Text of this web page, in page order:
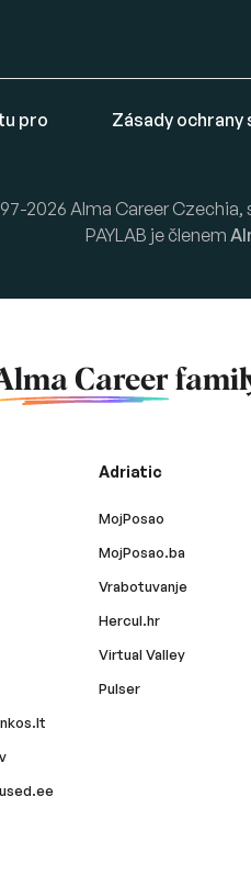
pro
Zásady ochrany
2026 Alma Career Czechia,
PAYLAB je členem
Career
Adriatic
MojPosao
MojPosao.ba
Vrabotuvanje
Hercul.hr
Virtual Valley
Pulser